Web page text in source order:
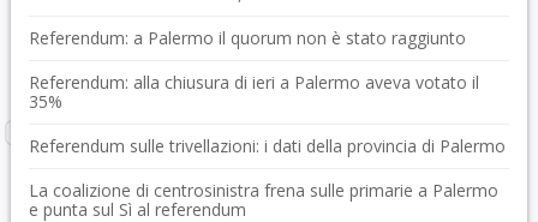
Referendum: a Palermo il quorum non è stato raggiunto
Referendum: alla chiusura di ieri a Palermo aveva votato il
35%
Referendum sulle trivellazioni: i dati della provincia di Palermo
La coalizione di centrosinistra frena sulle primarie a Palermo
e punta sul Sì al referendum